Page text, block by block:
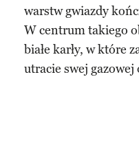
warstw gwiazdy
W centrum takiego
białe karły, w które
utracie swej gazowej